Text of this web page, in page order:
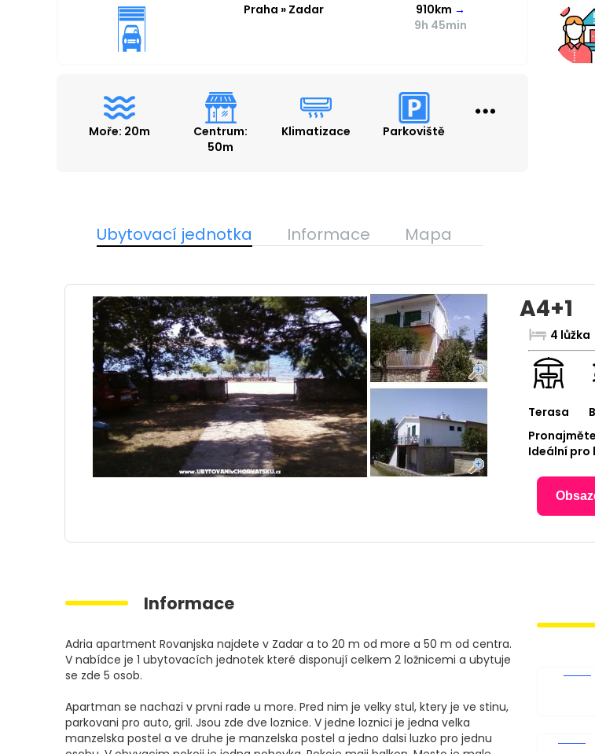
Praha » Zadar 910km →
9h 45min
Moře: 20m
Centrum:
50m
Klimatizace Parkoviště
Ubytovací jednotka Informace Mapa
A4+1
4 lůžka
Terasa
Ideální pro
Informace
Adria apartment Rovanjska najdete v Zadar a to 20 m od more a 50 m od centra.
V nabídce je 1 ubytovacích jednotek které disponují celkem 2 ložnicemi a ubytuje
se zde 5 osob.
Apartman se nachazi v prvni rade u more. Pred nim je velky stul, ktery je ve stinu,
parkovani pro auto, gril. Jsou zde dve loznice. V jedne loznici je jedna velka
manzelska postel a ve druhe je manzelska postel a jedno dalsi luzko pro jednu